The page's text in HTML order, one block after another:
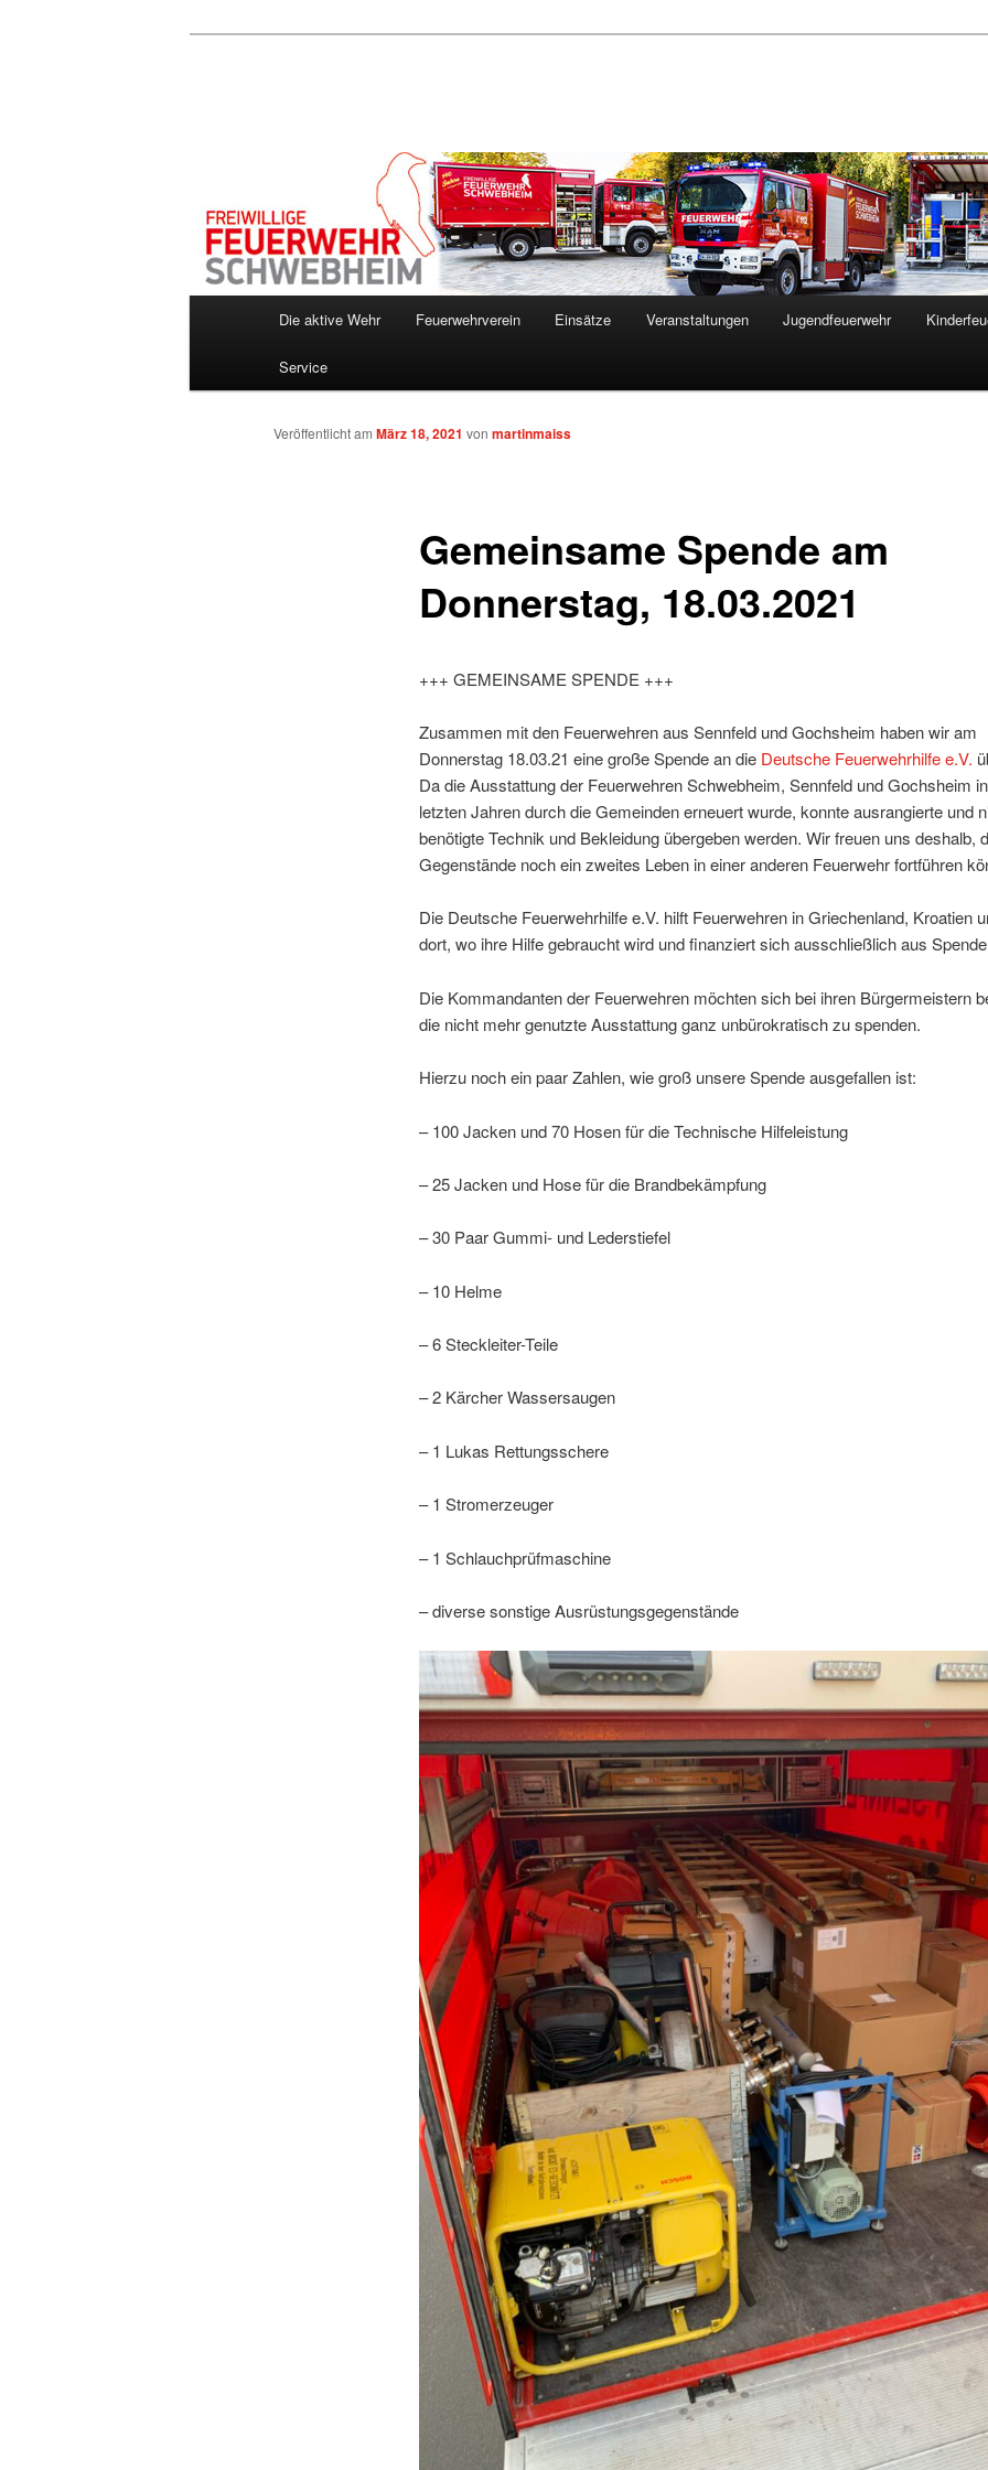
Die aktive Wehr Feuerwehrverein Einsätze Veranstaltungen Jugendfeuerwehr
Service
Gemeinsame Spende am
Donnerstag, 18.03.2021
Veröffentlicht am März 18, 2021 von martinmaiss
+++ GEMEINSAME SPENDE +++
Zusammen mit den Feuerwehren aus Sennfeld und Gochsheim haben wir am
Donnerstag 18.03.21 eine große Spende an die Deutsche Feuerwehrhilfe e.V.
Da die Ausstattung der Feuerwehren Schwebheim, Sennfeld und Gochsheim
letzten Jahren durch die Gemeinden erneuert wurde, konnte ausrangierte und
benötigte Technik und Bekleidung übergeben werden. Wir freuen uns deshalb,
Gegenstände noch ein zweites Leben in einer anderen Feuerwehr fortführen
Die Deutsche Feuerwehrhilfe e.V. hilft Feuerwehren in Griechenland, Kroatien
dort, wo ihre Hilfe gebraucht wird und finanziert sich ausschließlich aus
Die Kommandanten der Feuerwehren möchten sich bei ihren Bürgermeistern
die nicht mehr genutzte Ausstattung ganz unbürokratisch zu spenden.
Hierzu noch ein paar Zahlen, wie groß unsere Spende ausgefallen ist:
– 100 Jacken und 70 Hosen für die Technische Hilfeleistung
– 25 Jacken und Hose für die Brandbekämpfung
– 30 Paar Gummi- und Lederstiefel
– 10 Helme
– 6 Steckleiter-Teile
– 2 Kärcher Wassersaugen
– 1 Lukas Rettungsschere
– 1 Stromerzeuger
– 1 Schlauchprüfmaschine
– diverse sonstige Ausrüstungsgegenstände